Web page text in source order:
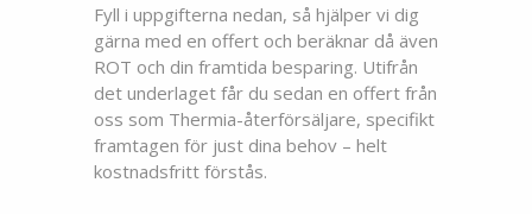
Fyll i uppgifterna nedan, så hjälper vi dig
gärna med en offert och beräknar då även
ROT och din framtida besparing. Utifrån
det underlaget får du sedan en offert från
oss som Thermia-återförsäljare, specifikt
framtagen för just dina behov – helt
kostnadsfritt förstås.